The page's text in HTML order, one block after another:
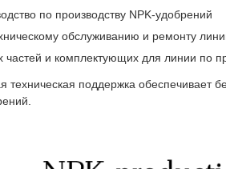
по производству NPK-удобрений
обслуживанию и ремонту
частей и комплектующих для линии по
техническая поддержка обеспечивает